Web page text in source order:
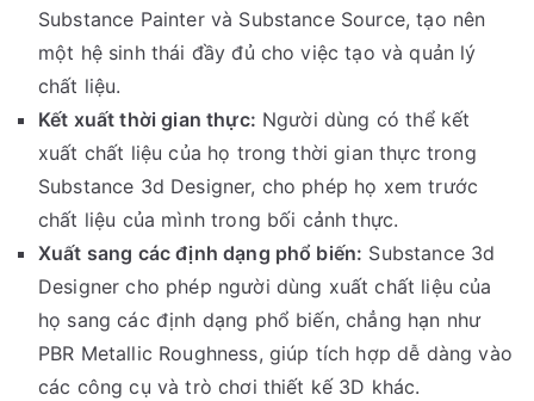
Substance Painter và Substance Source, tạo nên
một hệ sinh thái đầy đủ cho việc tạo và quản lý
chất liệu.
Kết xuất thời gian thực: Người dùng có thể kết
xuất chất liệu của họ trong thời gian thực trong
Substance 3d Designer, cho phép họ xem trước
chất liệu của mình trong bối cảnh thực.
Xuất sang các định dạng phổ biến: Substance 3d
Designer cho phép người dùng xuất chất liệu của
họ sang các định dạng phổ biến, chẳng hạn như
PBR Metallic Roughness, giúp tích hợp dễ dàng vào
các công cụ và trò chơi thiết kế 3D khác.